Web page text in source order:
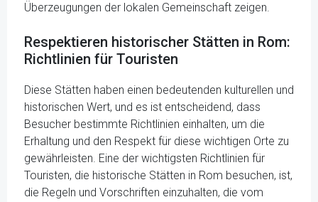
Überzeugungen der lokalen Gemeinschaft zeigen.
Respektieren historischer Stätten in Rom:
Richtlinien für Touristen
Diese Stätten haben einen bedeutenden kulturellen und
historischen Wert, und es ist entscheidend, dass
Besucher bestimmte Richtlinien einhalten, um die
Erhaltung und den Respekt für diese wichtigen Orte zu
gewährleisten. Eine der wichtigsten Richtlinien für
Touristen, die historische Stätten in Rom besuchen, ist,
die Regeln und Vorschriften einzuhalten, die vom